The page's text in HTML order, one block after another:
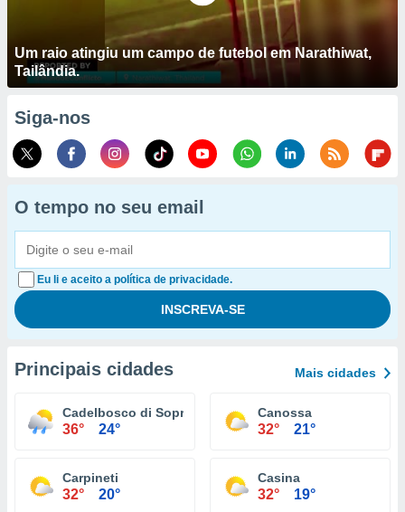
Um raio atingiu um campo de futebol em Narathiwat,
Tailândia.
Siga-nos
O tempo no seu email
Eu li e aceito a política de privacidade.
Principais cidades Mais cidades
Cadelbosco di Sopra
36° 24°
Canossa
32° 21°
Carpineti
32° 20°
Casina
32° 19°